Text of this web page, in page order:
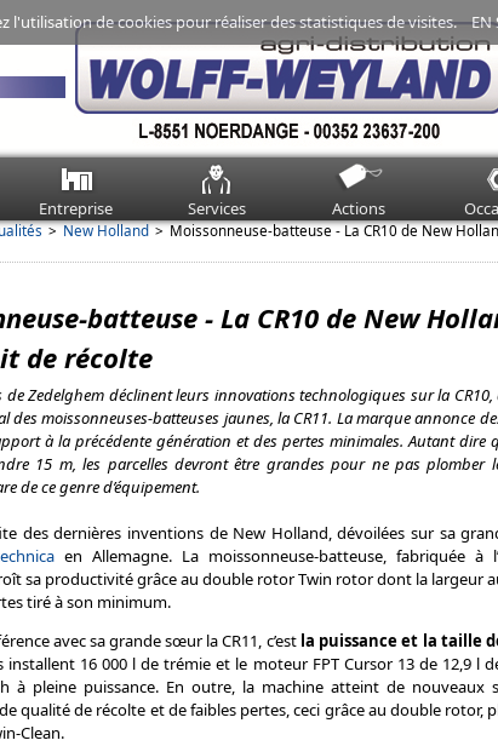
l'utilisation de cookies pour réaliser des statistiques de visites.EN
Entreprise Services Actions
New Holland
Moissonneuse-batteuse - La CR10 de New
batteuse - La CR10 de New
de récolte
de Zedelghem déclinent leurs innovations technologiques sur la
des moissonneuses-batteuses jaunes, la CR11. La marque annonce
à la précédente génération et des pertes minimales. Autant dire
15 m, les parcelles devront être grandes pour ne pas plomber
de ce genre d’équipement.
des dernières inventions de New Holland, dévoilées sur sa
en Allemagne. La moissonneuse-batteuse, fabriquée à
sa productivité grâce au double rotor Twin rotor dont la largeur
tiré à son minimum.
avec sa grande sœur la CR11, c’estla puissance et la taille
installent 16 000 l de trémie et le moteur FPT Cursor 13 de 12,9 l
à pleine puissance. En outre, la machine atteint de nouveaux
qualité de récolte et de faibles pertes, ceci grâce au double rotor,
Clean.